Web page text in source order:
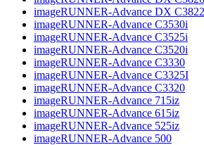
imageRUNNER-Advance DX
imageRUNNER-Advance C3530i
imageRUNNER-Advance C3525i
imageRUNNER-Advance C3520i
imageRUNNER-Advance C3330
imageRUNNER-Advance C3325I
imageRUNNER-Advance C3320
imageRUNNER-Advance 715iz
imageRUNNER-Advance 615iz
imageRUNNER-Advance 525iz
imageRUNNER-Advance 500